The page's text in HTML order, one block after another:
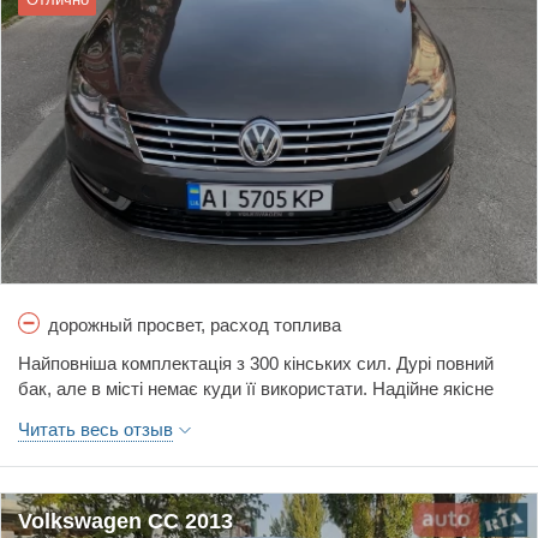
дорожный просвет, расход топлива
Найповніша комплектація з 300 кінських сил. Дурі повний
бак, але в місті немає куди її використати. Надійне якісне
Читать весь отзыв
Volkswagen CC 2013